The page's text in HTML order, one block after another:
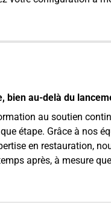
bien au-delà du
au soutien
étape. Grâce à nos
en restauration,
après, à mesure